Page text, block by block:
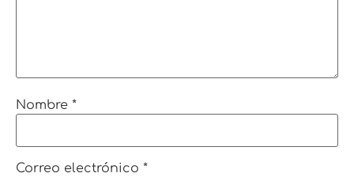
Nombre *
Correo electrónico *